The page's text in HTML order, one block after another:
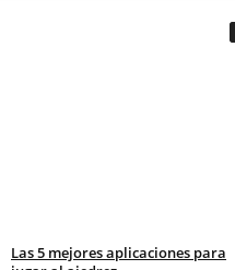
Las 5 mejores aplicaciones para